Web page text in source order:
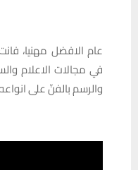
عام الافضل مهنيا،
في مجالات الاعلام
والرسم بالفنّ على